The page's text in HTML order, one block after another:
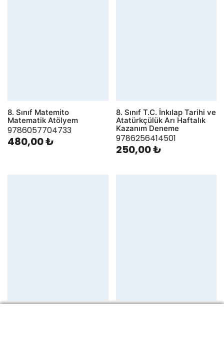
8. Sınıf Matemito
Matematik Atölyem
9786057704733
480,00 ₺
8. Sınıf T.C. İnkılap Tarihi ve
Atatürkçülük Arı Haftalık
Kazanım Deneme
9786256414501
250,00 ₺